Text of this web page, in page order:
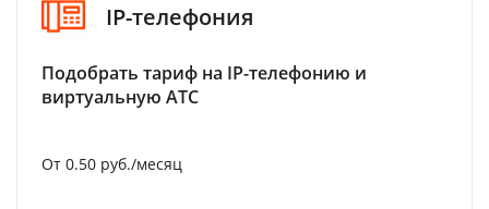
IP-телефония
Подобрать тариф на IP-телефонию и
виртуальную АТС
От 0.50 руб./месяц